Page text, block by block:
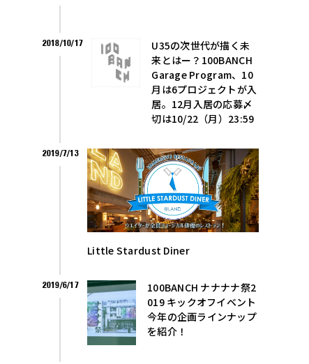
2018/10/17
U35の次世代が描く未
来とはー？100BANCH
Garage Program、10
月は6プロジェクトが入
居。12月入居の応募〆
切は10/22（月）23:59
2019/7/13
Little Stardust Diner
2019/6/17
100BANCH ナナナナ祭2
019 キックオフイベント
今年の企画ラインナップ
を紹介！